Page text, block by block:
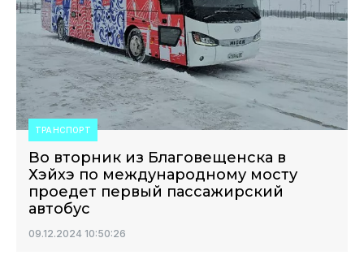
ТРАНСПОРТ
Во вторник из Благовещенска в
Хэйхэ по международному мосту
проедет первый пассажирский
автобус
09.12.2024 10:50:26